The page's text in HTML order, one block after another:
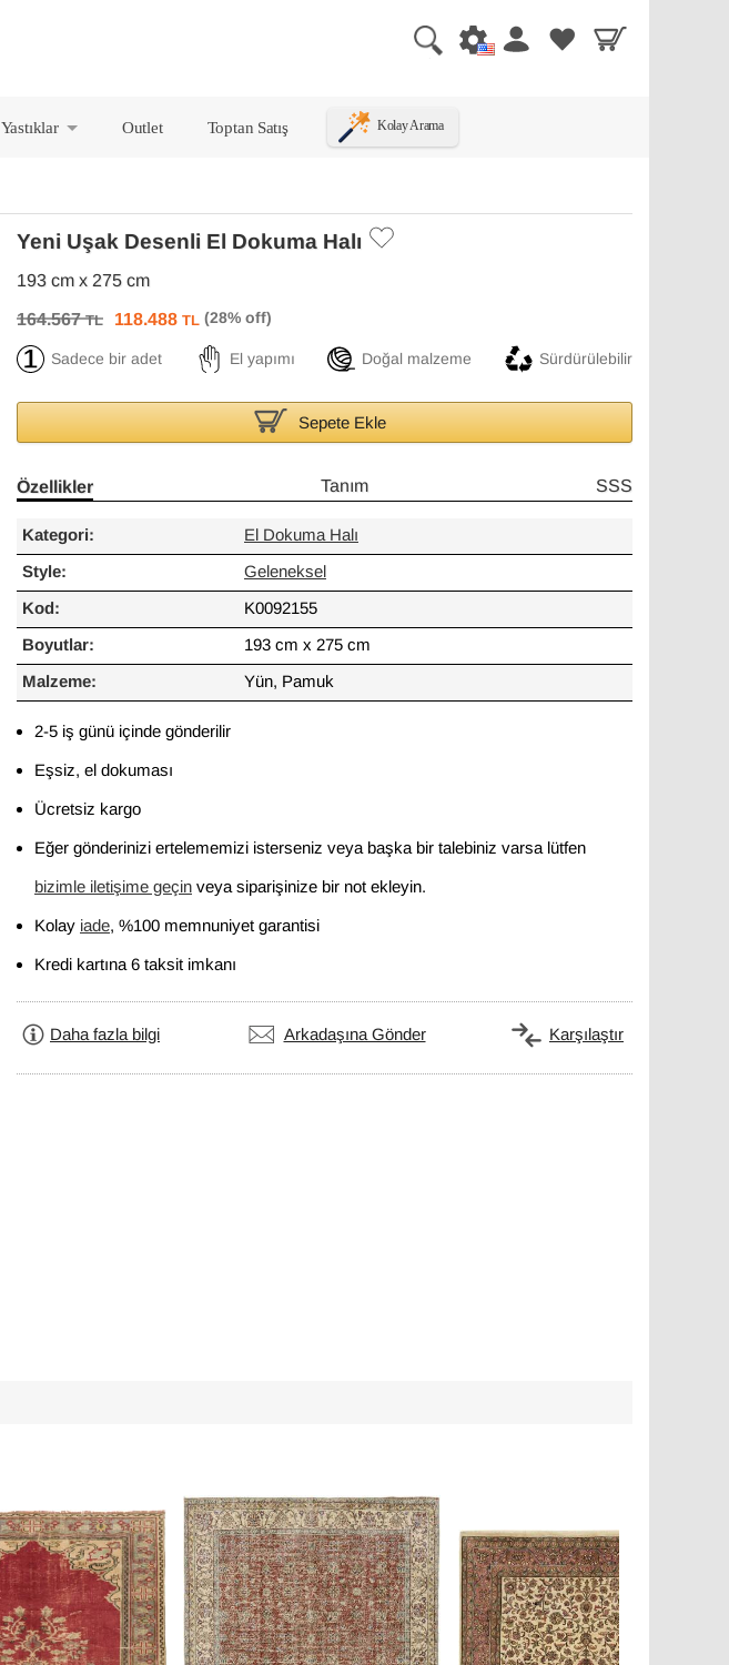
Yastıklar Outlet Toptan Satış Kolay Arama
Yeni Uşak Desenli El Dokuma Halı
193 cm x 275 cm
164.567TL 118.488 TL
Sadece bir adet El yapımı Doğal malzeme Sürdürülebilir
Sepete Ekle
Özellikler Tanım SSS
Kategori: El Dokuma Halı
Style: Geleneksel
Kod: K0092155
Boyutlar: 193 cm x 275 cm
Malzeme: Yün, Pamuk
2-5 iş günü içinde gönderilir
Eşsiz, el dokuması
Ücretsiz kargo
Eğer gönderinizi ertelememizi isterseniz veya başka bir talebiniz varsa lütfen
bizimle iletişime geçin veya siparişinize bir not ekleyin.
Kolay iade, %100 memnuniyet garantisi
Kredi kartına 6 taksit imkanı
Daha fazla bilgi Arkadaşına Gönder Karşılaştır